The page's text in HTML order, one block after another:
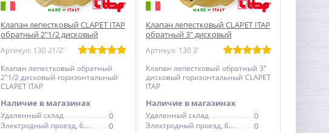
Клапан лепестковый CLAPET ITAP
обратный 2"1/2 дисковый
Артикул: 130 21/2'
Клапан лепестковый обратный
2"1/2 дисковый горизонтальный
CLAPET ITAP
Наличие в магазинах
Удаленный склад 0
Электродный проезд, 6с1
0
Клапан лепестковый CLAPET ITAP
обратный 3" дисковый
Артикул: 130 3'
Клапан лепестковый обратный 3"
дисковый горизонтальный CLAPET
ITAP
Наличие в магазинах
Удаленный склад 0
Электродный проезд, 6с1
0